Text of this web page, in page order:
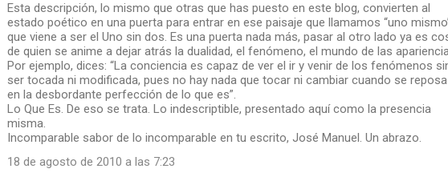
Esta descripción, lo mismo que otras que has puesto en este blog, convierten al
estado poético en una puerta para entrar en ese paisaje que llamamos “uno
que viene a ser el Uno sin dos. Es una puerta nada más, pasar al otro lado ya es
de quien se anime a dejar atrás la dualidad, el fenómeno, el mundo de las
Por ejemplo, dices: “La conciencia es capaz de ver el ir y venir de los fenómenos
ser tocada ni modificada, pues no hay nada que tocar ni cambiar cuando se reposa
en la desbordante perfección de lo que es”.
Lo Que Es. De eso se trata. Lo indescriptible, presentado aquí como la presencia
misma.
Incomparable sabor de lo incomparable en tu escrito, José Manuel. Un abrazo.
18 de agosto de 2010 a las 7:23